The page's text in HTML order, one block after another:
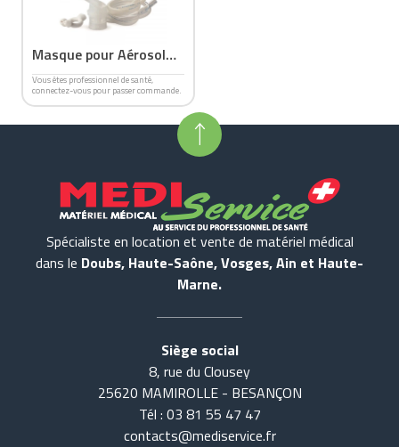
Masque pour Aérosol
Manosonique MS1
Vous êtes professionnel de santé,
connectez-vous pour passer commande.
Spécialiste en location et vente de matériel médical
dans le Doubs, Haute-Saône, Vosges, Ain et Haute-
Marne.
Siège social
8, rue du Clousey
25620 MAMIROLLE - BESANÇON
Tél : 03 81 55 47 47
contacts@mediservice.fr